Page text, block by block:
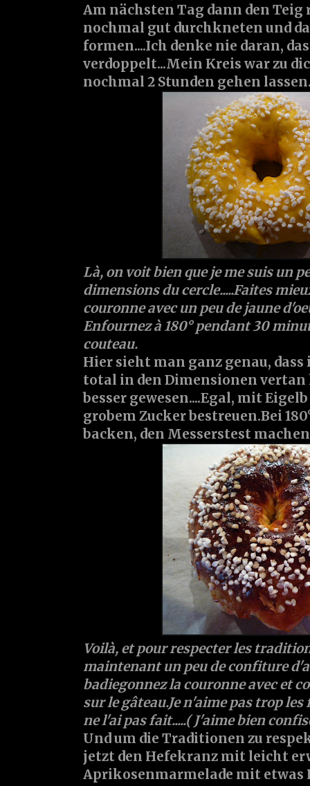
Am nächsten Tag dann den
nochmal gut durchkneten und
formen....Ich denke nie daran,
verdoppelt...Mein Kreis war zu
nochmal 2 Stunden gehen
Là, on voit bien que je me suis un
dimensions du cercle.....Faites
couronne avec un peu de jaune
Enfournez à 180° pendant 30
couteau.
Hier sieht man ganz genau,
total in den Dimensionen vertan
besser gewesen....Egal, mit
grobem Zucker bestreuen.Bei
backen, den Messerstest
Voilà, et pour respecter les
maintenant un peu de confiture
badiegonnez la couronne avec et
sur le gâteau.Je n'aime pas trop
ne l'ai pas fait.....( J'aime bien
Und um die Traditionen zu
jetzt den Hefekranz mit leicht
Aprikosenmarmelade mit etwas